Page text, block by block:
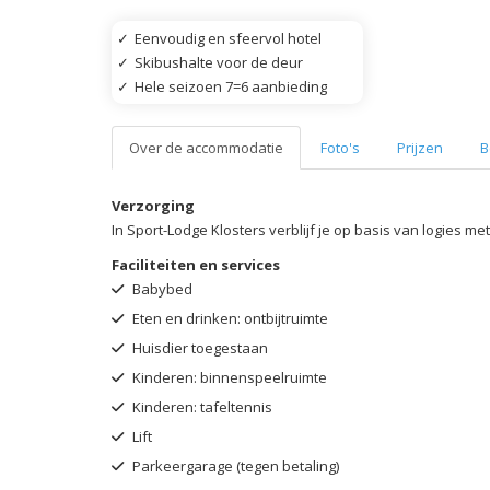
✓ Eenvoudig en sfeervol hotel
✓ Skibushalte voor de deur
✓ Hele seizoen 7=6 aanbieding
Over de accommodatie Foto's Prijzen
Verzorging
In Sport-Lodge Klosters verblijf je op basis van logies
Faciliteiten en services
Babybed
Eten en drinken: ontbijtruimte
Huisdier toegestaan
Kinderen: binnenspeelruimte
Kinderen: tafeltennis
Lift
Parkeergarage (tegen betaling)